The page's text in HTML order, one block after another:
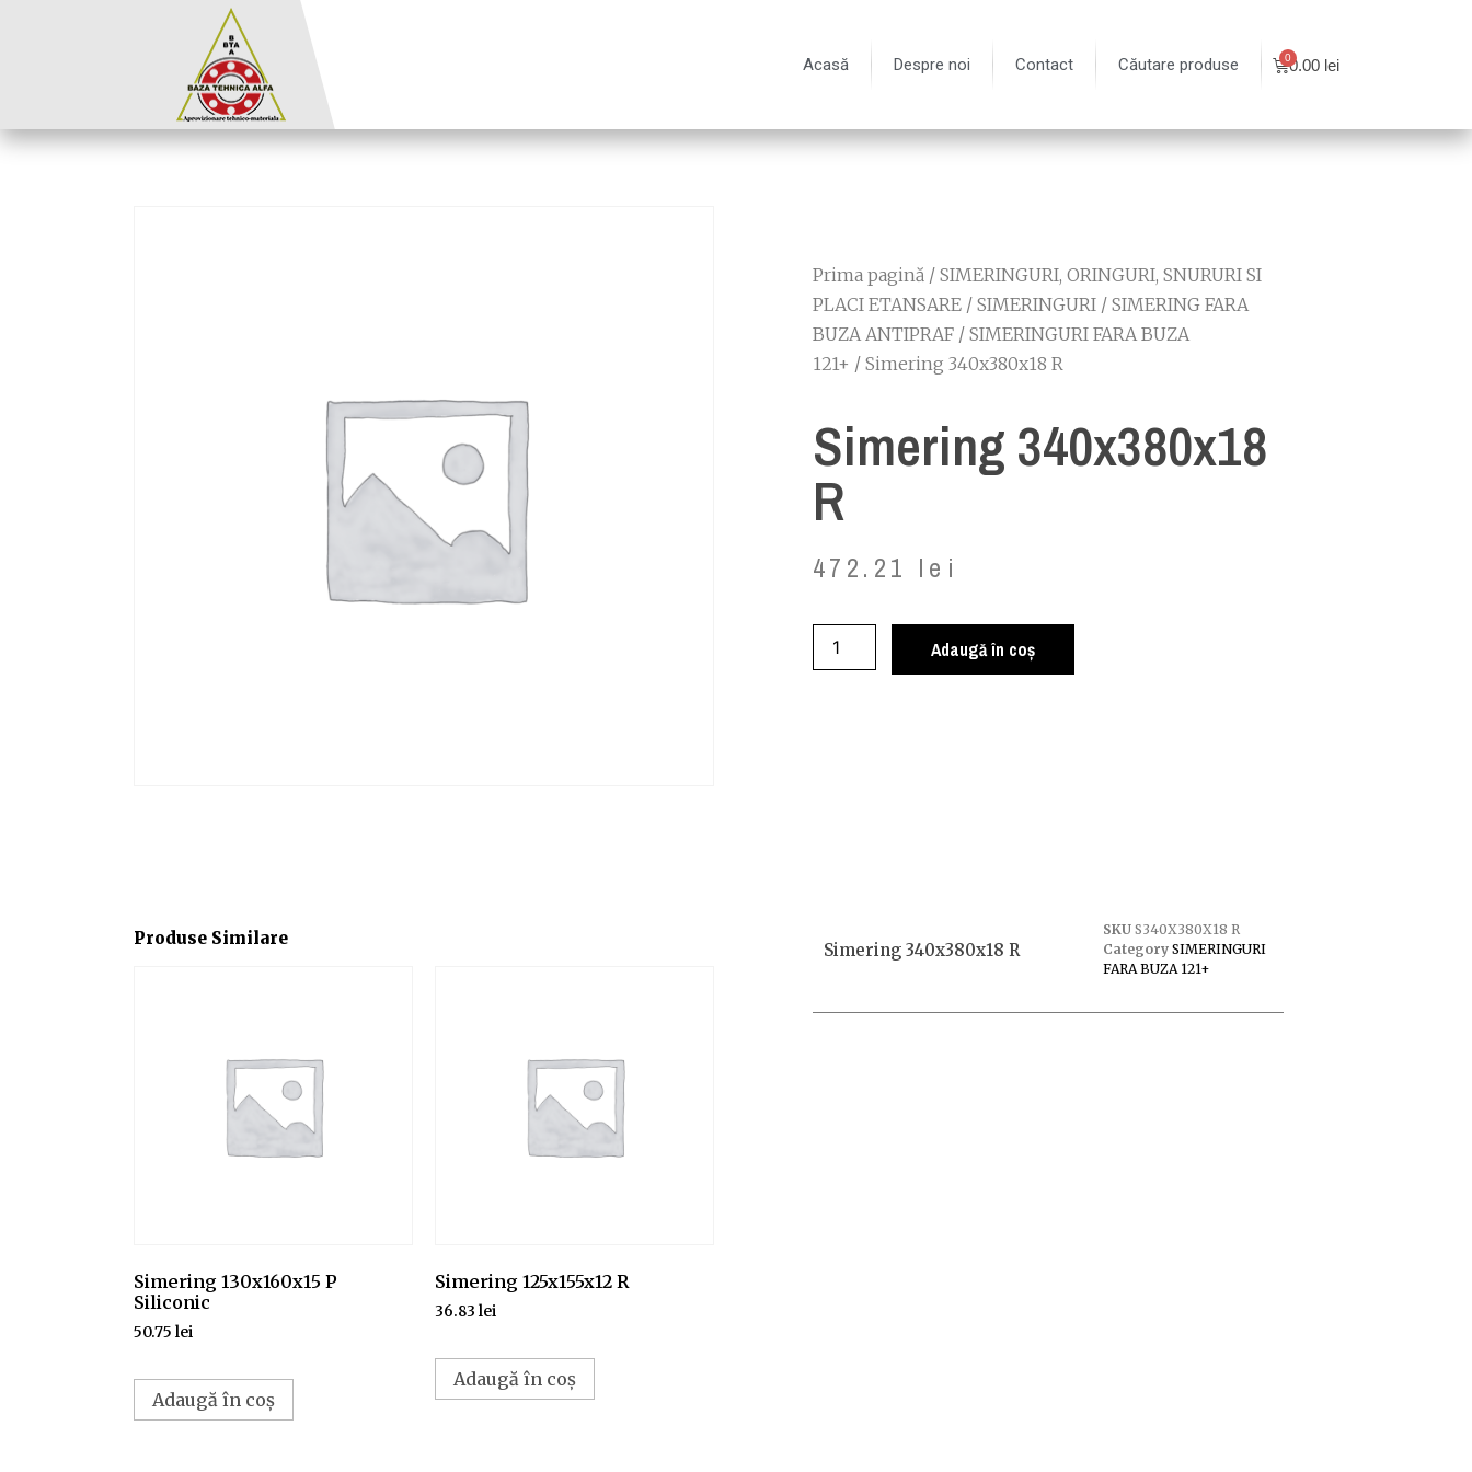
Acasă Despre noi Contact Căutare produse 0.00 lei
Prima pagină / SIMERINGURI, ORINGURI, SNURURI SI
PLACI ETANSARE / SIMERINGURI / SIMERING FARA
BUZA ANTIPRAF / SIMERINGURI FARA BUZA
121+ / Simering 340x380x18 R
Simering 340x380x18
R
472.21 lei
Adaugă în coș
Produse Similare
Simering 130x160x15 P
Siliconic
50.75 lei
Adaugă în coș
Simering 125x155x12 R
36.83 lei
Adaugă în coș
Simering 340x380x18 R
SKU S340X380X18 R
Category SIMERINGURI
FARA BUZA 121+